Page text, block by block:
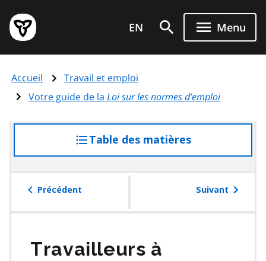
au
contenu
principal
Page
d'accueil
de
l'Ontario
EN Menu
Accueil
Travail et emploi
Votre guide de laLoi sur les normes d’emploi
Table des matières
à
table
Précédent Suivant
Travailleurs à